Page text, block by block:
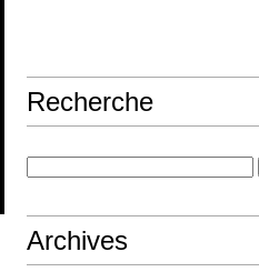
Recherche
Archives